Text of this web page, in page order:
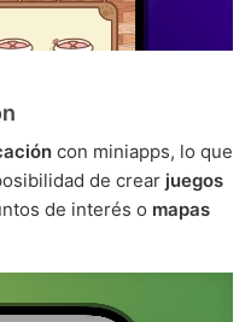
con miniapps, lo que
de crear juegos
de interés o mapas